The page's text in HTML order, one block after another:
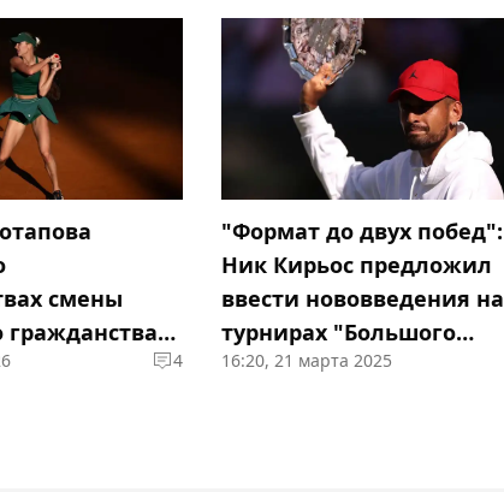
смены
гражданства
4
"Формат до двух побед":
Ник Кирьос предложил
ввести нововведения на
турнирах "Большого
шлема"
16:20, 21 марта 2025